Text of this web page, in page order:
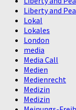
Liberty and
Lokal
Lokales
London
media
Media Call
Medien
Medienrecht
Medizin
Medizin